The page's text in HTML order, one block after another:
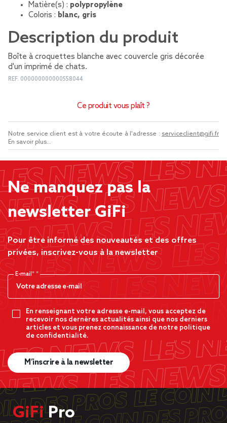
Matière(s) : polypropylène
Coloris : blanc, gris
Description du produit
Boîte à croquettes blanche avec couvercle gris décorée
d'un imprimé de chats.
REF. 000000000000558044
Ce produit vous plaît ?
Notre service client est à votre écoute à l'adresse : serviceclient@gifi.fr
En savoir plus...
Ne manquez pas la
newsletter GiFi
Pour être informé des nouveautés et des offres
privées, inscrivez-vous à la newsletter
E-mail*
En renseignant votre adresse e-mail, vous acceptez de
recevoir nos dernères actualités ainsi que nos derniers
articles et vous prenez connaissance de notre politique
de confidentialité.
M’inscrire à la newsletter
GiFiPro